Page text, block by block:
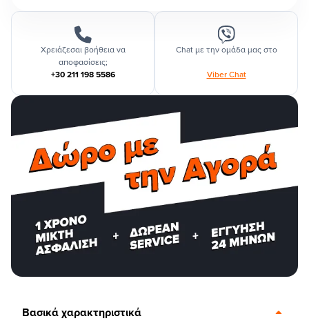
Χρειάζεσαι βοήθεια να
αποφασίσεις;
+30 211 198 5586
Chat με την ομάδα μας στο
Viber Chat
Βασικά χαρακτηριστικά